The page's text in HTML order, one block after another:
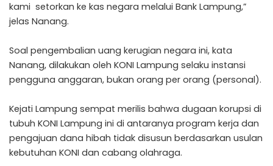
kami setorkan ke kas negara melalui Bank Lampung,”
jelas Nanang.
Soal pengembalian uang kerugian negara ini, kata
Nanang, dilakukan oleh KONI Lampung selaku instansi
pengguna anggaran, bukan orang per orang (personal).
Kejati Lampung sempat merilis bahwa dugaan korupsi di
tubuh KONI Lampung ini di antaranya program kerja dan
pengajuan dana hibah tidak disusun berdasarkan usulan
kebutuhan KONI dan cabang olahraga.